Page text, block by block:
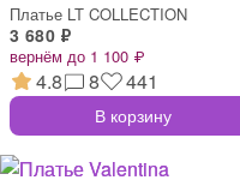
Платье LT COLLECTION
3 680 ₽
вернём до 1 100 ₽
4.8 8 441
В корзину